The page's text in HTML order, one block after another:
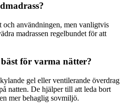
och användningen, men vanligtvis
madrassen regelbundet för att
för varma nätter?
gel eller ventilerande överdrag
natten. De hjälper till att leda bort
mer behaglig sovmiljö.